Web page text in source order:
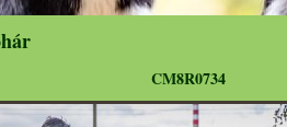
CM8R0734